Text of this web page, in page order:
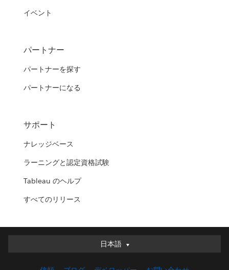
イベント
パートナー
パートナーを探す
パートナーになる
サポート
ナレッジベース
ラーニングと認定資格試験
Tableau のヘルプ
すべてのリリース
日本語
日本語